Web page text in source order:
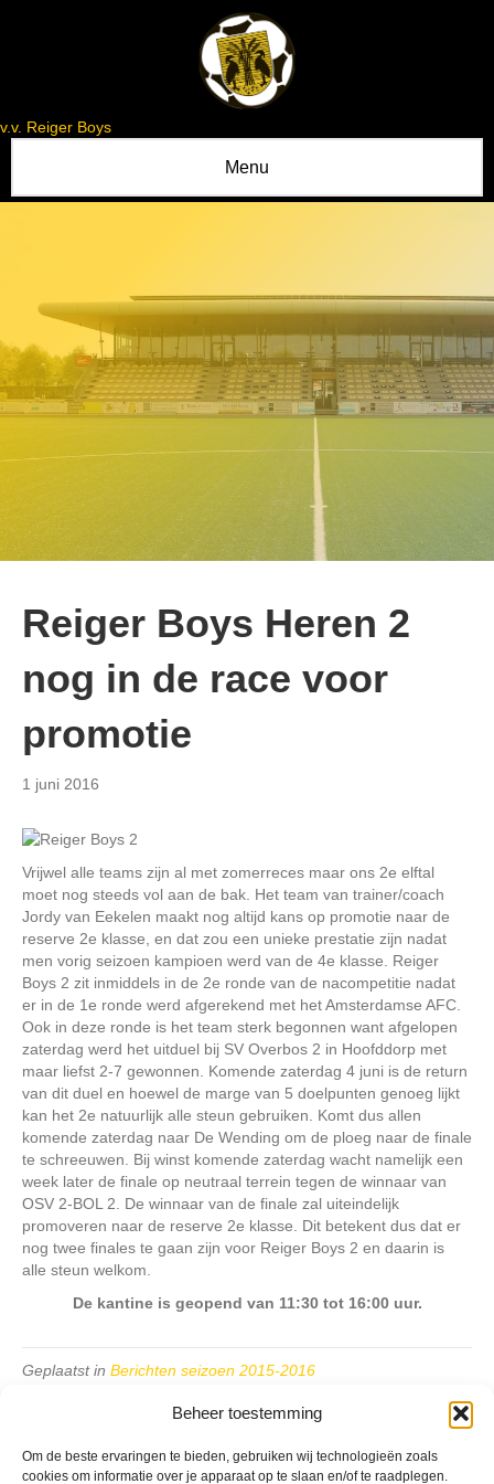
Beheer toestemming
Om de beste ervaringen te bieden, gebruiken wij technologieën zoals
cookies om informatie over je apparaat op te slaan en/of te raadplegen.
v.v. Reiger Boys
Menu
Reiger Boys Heren 2
nog in de race voor
promotie
1 juni 2016
Vrijwel alle teams zijn al met zomerreces maar ons 2e elftal
moet nog steeds vol aan de bak. Het team van trainer/coach
Jordy van Eekelen maakt nog altijd kans op promotie naar de
reserve 2e klasse, en dat zou een unieke prestatie zijn nadat
men vorig seizoen kampioen werd van de 4e klasse. Reiger
Boys 2 zit inmiddels in de 2e ronde van de nacompetitie nadat
er in de 1e ronde werd afgerekend met het Amsterdamse AFC.
Ook in deze ronde is het team sterk begonnen want afgelopen
zaterdag werd het uitduel bij SV Overbos 2 in Hoofddorp met
maar liefst 2-7 gewonnen. Komende zaterdag 4 juni is de return
van dit duel en hoewel de marge van 5 doelpunten genoeg lijkt
kan het 2e natuurlijk alle steun gebruiken. Komt dus allen
komende zaterdag naar De Wending om de ploeg naar de finale
te schreeuwen. Bij winst komende zaterdag wacht namelijk een
week later de finale op neutraal terrein tegen de winnaar van
OSV 2-BOL 2. De winnaar van de finale zal uiteindelijk
promoveren naar de reserve 2e klasse. Dit betekent dus dat er
nog twee finales te gaan zijn voor Reiger Boys 2 en daarin is
alle steun welkom.
De kantine is geopend van 11:30 tot 16:00 uur.
Geplaatst in Berichten seizoen 2015-2016